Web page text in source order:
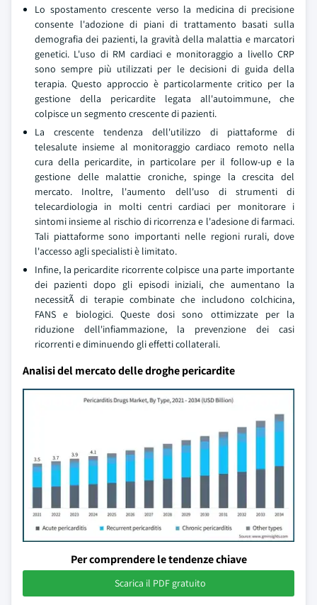
Lo spostamento crescente verso la medicina di precisione
consente l'adozione di piani di trattamento basati sulla
demografia dei pazienti, la gravità della malattia e marcatori
genetici. L'uso di RM cardiaci e monitoraggio a livello CRP
sono sempre più utilizzati per le decisioni di guida della
terapia. Questo approccio è particolarmente critico per la
gestione della pericardite legata all'autoimmune, che
colpisce un segmento crescente di pazienti.
La crescente tendenza dell'utilizzo di piattaforme di
telesalute insieme al monitoraggio cardiaco remoto nella
cura della pericardite, in particolare per il follow-up e la
gestione delle malattie croniche, spinge la crescita del
mercato. Inoltre, l'aumento dell'uso di strumenti di
telecardiologia in molti centri cardiaci per monitorare i
sintomi insieme al rischio di ricorrenza e l'adesione di farmaci.
Tali piattaforme sono importanti nelle regioni rurali, dove
l'accesso agli specialisti è limitato.
Infine, la pericardite ricorrente colpisce una parte importante
dei pazienti dopo gli episodi iniziali, che aumentano la
necessitÃ di terapie combinate che includono colchicina,
FANS e biologici. Queste dosi sono ottimizzate per la
riduzione dell'infiammazione, la prevenzione dei casi
ricorrenti e diminuendo gli effetti collaterali.
Analisi del mercato delle droghe pericardite
Per comprendere le tendenze chiave
Scarica il PDF gratuito